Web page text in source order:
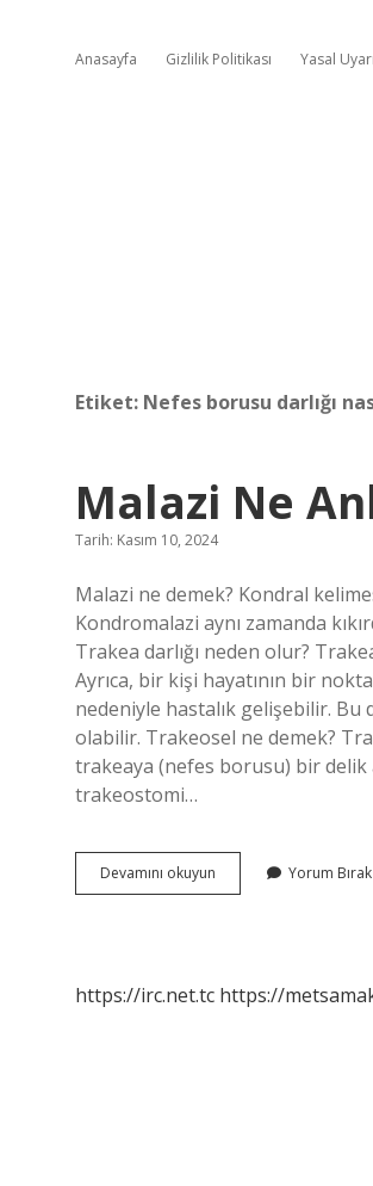
Anasayfa Gizlilik Politikası Yasal Uyarı
Etiket: Nefes borusu darlığı
Malazi Ne
Tarih: Kasım 10, 2024
Malazi ne demek? Kondral
Kondromalazi aynı zamanda
Trakea darlığı neden olur?
Ayrıca, bir kişi hayatının bir
nedeniyle hastalık gelişebilir. Bu
olabilir. Trakeosel ne demek?
trakeaya (nefes borusu) bir delik
trakeostomi…
Devamını okuyun
Ne
Yorum Bırak
https://irc.net.tc https://